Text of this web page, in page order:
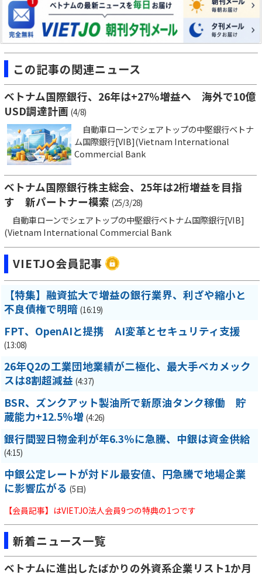
この記事の関連ニュース
ベトナム国際銀行、26年は+27％増益へ 海外で10億
USD調達計画 (4/8)
自動車ローンでシェアトップの中堅銀行ベトナ
ム国際銀行[VIB](Vietnam International
Commercial Bank
ベトナム国際銀行株主総会、25年は2桁増益を目指
す 新パートナー模索 (25/3/28)
自動車ローンでシェアトップの中堅銀行ベトナム国際銀行[VIB]
(Vietnam International Commercial Bank
VIETJO会員記事
【特集】融資拡大で増益の銀行業界、利ざや縮小と
不良債権で明暗 (16:19)
FPT、OpenAIと提携 AI変革とセキュリティ支援
(13:08)
26年Q2の工業団地業績が二極化、最大手ベカメック
スは8割超減益 (4:37)
BSR、ズンクアット製油所で新原油タンク稼働 貯
蔵能力+12.5％増 (4:26)
銀行間翌日物金利が年6.3％に急騰、中銀は資金供給
(4:15)
中銀公定レートが対ドル最安値、円急騰で地場企業
に影響広がる (5日)
【会員記事】はVIETJO法人会員9つの特典の1つです
新着ニュース一覧
ベトナムに進出したばかりの外資系企業リスト1か月